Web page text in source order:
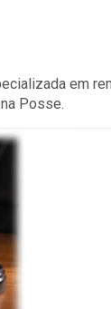
em
Posse.